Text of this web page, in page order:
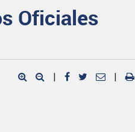
Oficiales
| |